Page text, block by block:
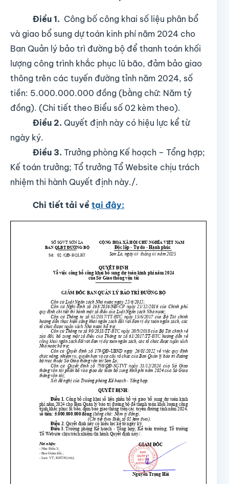
Điều 1. Công bố công khai số liệu phân bổ
và giao bổ sung dự toán kinh phí năm 2024 cho
Ban Quản lý bảo trì đường bộ để thanh toán khối
lượng công trình khắc phục lũ bão, đảm bảo giao
thông trên các tuyến đường tỉnh năm 2024, số
tiền: 5.000.000.000 đồng (bằng chữ: Năm tỷ
đồng). (Chi tiết theo Biểu số 02 kèm theo).
Điều 2. Quyết định này có hiệu lực kể từ
ngày ký.
Điều 3. Trưởng phòng Kế hoạch – Tổng hợp;
Kế toán trưởng; Tổ trưởng Tổ Website chịu trách
nhiệm thi hành Quyết định này./.
Chi tiết tải về tại đây: